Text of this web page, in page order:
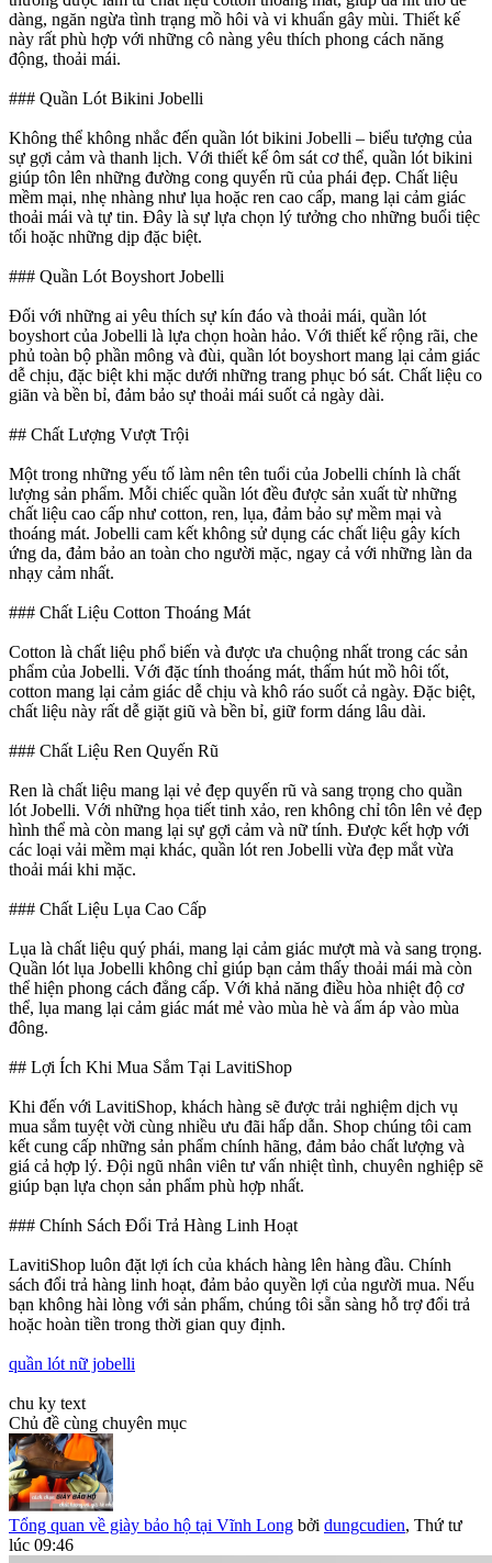
dàng, ngăn ngừa tình trạng mồ hôi và vi khuẩn gây mùi. Thiết kế
này rất phù hợp với những cô nàng yêu thích phong cách năng
động, thoải mái.
### Quần Lót Bikini Jobelli
Không thể không nhắc đến quần lót bikini Jobelli – biểu tượng của
sự gợi cảm và thanh lịch. Với thiết kế ôm sát cơ thể, quần lót bikini
giúp tôn lên những đường cong quyến rũ của phái đẹp. Chất liệu
mềm mại, nhẹ nhàng như lụa hoặc ren cao cấp, mang lại cảm giác
thoải mái và tự tin. Đây là sự lựa chọn lý tưởng cho những buổi tiệc
tối hoặc những dịp đặc biệt.
### Quần Lót Boyshort Jobelli
Đối với những ai yêu thích sự kín đáo và thoải mái, quần lót
boyshort của Jobelli là lựa chọn hoàn hảo. Với thiết kế rộng rãi, che
phủ toàn bộ phần mông và đùi, quần lót boyshort mang lại cảm giác
dễ chịu, đặc biệt khi mặc dưới những trang phục bó sát. Chất liệu co
giãn và bền bỉ, đảm bảo sự thoải mái suốt cả ngày dài.
## Chất Lượng Vượt Trội
Một trong những yếu tố làm nên tên tuổi của Jobelli chính là chất
lượng sản phẩm. Mỗi chiếc quần lót đều được sản xuất từ những
chất liệu cao cấp như cotton, ren, lụa, đảm bảo sự mềm mại và
thoáng mát. Jobelli cam kết không sử dụng các chất liệu gây kích
ứng da, đảm bảo an toàn cho người mặc, ngay cả với những làn da
nhạy cảm nhất.
### Chất Liệu Cotton Thoáng Mát
Cotton là chất liệu phổ biến và được ưa chuộng nhất trong các sản
phẩm của Jobelli. Với đặc tính thoáng mát, thấm hút mồ hôi tốt,
cotton mang lại cảm giác dễ chịu và khô ráo suốt cả ngày. Đặc biệt,
chất liệu này rất dễ giặt giũ và bền bỉ, giữ form dáng lâu dài.
### Chất Liệu Ren Quyến Rũ
Ren là chất liệu mang lại vẻ đẹp quyến rũ và sang trọng cho quần
lót Jobelli. Với những họa tiết tinh xảo, ren không chỉ tôn lên vẻ đẹp
hình thể mà còn mang lại sự gợi cảm và nữ tính. Được kết hợp với
các loại vải mềm mại khác, quần lót ren Jobelli vừa đẹp mắt vừa
thoải mái khi mặc.
### Chất Liệu Lụa Cao Cấp
Lụa là chất liệu quý phái, mang lại cảm giác mượt mà và sang trọng.
Quần lót lụa Jobelli không chỉ giúp bạn cảm thấy thoải mái mà còn
thể hiện phong cách đẳng cấp. Với khả năng điều hòa nhiệt độ cơ
thể, lụa mang lại cảm giác mát mẻ vào mùa hè và ấm áp vào mùa
đông.
## Lợi Ích Khi Mua Sắm Tại LavitiShop
Khi đến với LavitiShop, khách hàng sẽ được trải nghiệm dịch vụ
mua sắm tuyệt vời cùng nhiều ưu đãi hấp dẫn. Shop chúng tôi cam
kết cung cấp những sản phẩm chính hãng, đảm bảo chất lượng và
giá cả hợp lý. Đội ngũ nhân viên tư vấn nhiệt tình, chuyên nghiệp sẽ
giúp bạn lựa chọn sản phẩm phù hợp nhất.
### Chính Sách Đổi Trả Hàng Linh Hoạt
LavitiShop luôn đặt lợi ích của khách hàng lên hàng đầu. Chính
sách đổi trả hàng linh hoạt, đảm bảo quyền lợi của người mua. Nếu
bạn không hài lòng với sản phẩm, chúng tôi sẵn sàng hỗ trợ đổi trả
hoặc hoàn tiền trong thời gian quy định.
quần lót nữ jobelli
chu ky text
Chủ đề cùng chuyên mục
Tổng quan về giày bảo hộ tại Vĩnh Long bởi dungcudien, Thứ tư
lúc 09:46